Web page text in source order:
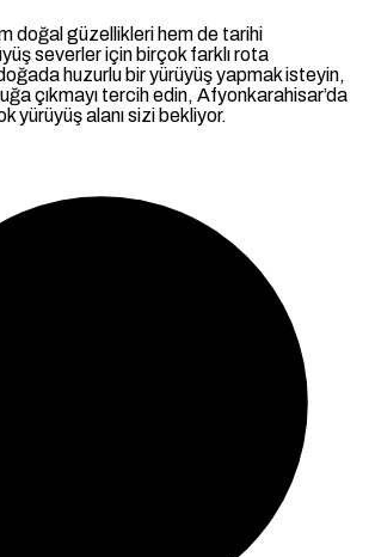
doğal güzellikleri hem de tarihi
severler için birçok farklı rota
huzurlu bir yürüyüş yapmak isteyin,
çıkmayı tercih edin, Afyonkarahisar’da
yürüyüş alanı sizi bekliyor.